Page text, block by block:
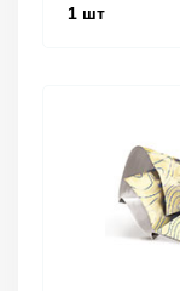
1 шт